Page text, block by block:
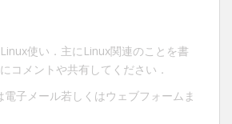
使い．主にLinux関連のことを書
コメントや共有してください．
電子メール若しくは ウェブフォーム ま